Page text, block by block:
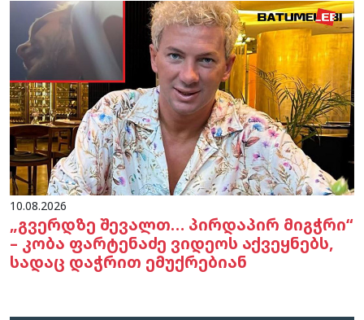
10.08.2026
„გვერდზე შევალთ… პირდაპირ მიგჭრი“
– კობა ფარტენაძე ვიდეოს აქვეყნებს,
სადაც დაჭრით ემუქრებიან